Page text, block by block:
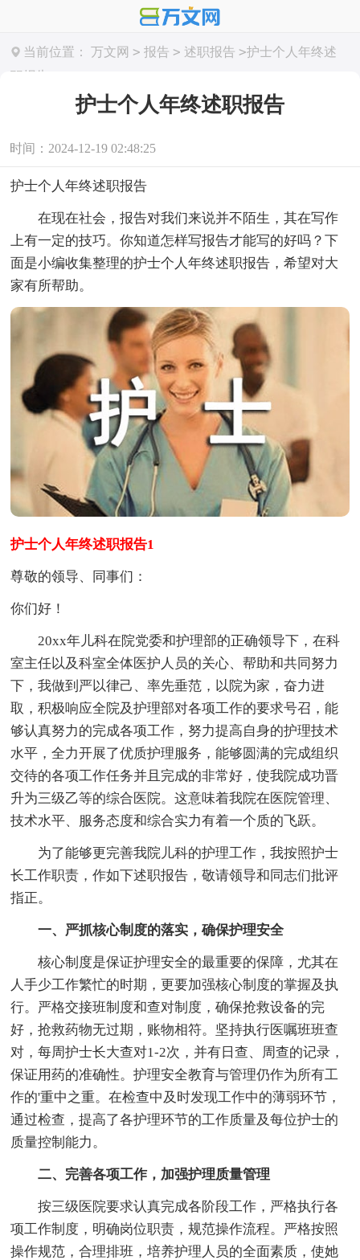
当前位置： 万文网 > 报告 > 述职报告 >护士个人年终述
职报告
护士个人年终述职报告
时间：2024-12-19 02:48:25
护士个人年终述职报告
在现在社会，报告对我们来说并不陌生，其在写作
上有一定的技巧。你知道怎样写报告才能写的好吗？下
面是小编收集整理的护士个人年终述职报告，希望对大
家有所帮助。
护士个人年终述职报告1
尊敬的领导、同事们：
你们好！
20xx年儿科在院党委和护理部的正确领导下，在科
室主任以及科室全体医护人员的关心、帮助和共同努力
下，我做到严以律己、率先垂范，以院为家，奋力进
取，积极响应全院及护理部对各项工作的要求号召，能
够认真努力的完成各项工作，努力提高自身的护理技术
水平，全力开展了优质护理服务，能够圆满的完成组织
交待的各项工作任务并且完成的非常好，使我院成功晋
升为三级乙等的综合医院。这意味着我院在医院管理、
技术水平、服务态度和综合实力有着一个质的飞跃。
为了能够更完善我院儿科的护理工作，我按照护士
长工作职责，作如下述职报告，敬请领导和同志们批评
指正。
一、严抓核心制度的落实，确保护理安全
核心制度是保证护理安全的最重要的保障，尤其在
人手少工作繁忙的时期，更要加强核心制度的掌握及执
行。严格交接班制度和查对制度，确保抢救设备的完
好，抢救药物无过期，账物相符。坚持执行医嘱班班查
对，每周护士长大查对1-2次，并有日查、周查的记录，
保证用药的准确性。护理安全教育与管理仍作为所有工
作的'重中之重。在检查中及时发现工作中的薄弱环节，
通过检查，提高了各护理环节的工作质量及每位护士的
质量控制能力。
二、完善各项工作，加强护理质量管理
按三级医院要求认真完成各阶段工作，严格执行各
项工作制度，明确岗位职责，规范操作流程。严格按照
操作规范，合理排班，培养护理人员的全面素质，使她